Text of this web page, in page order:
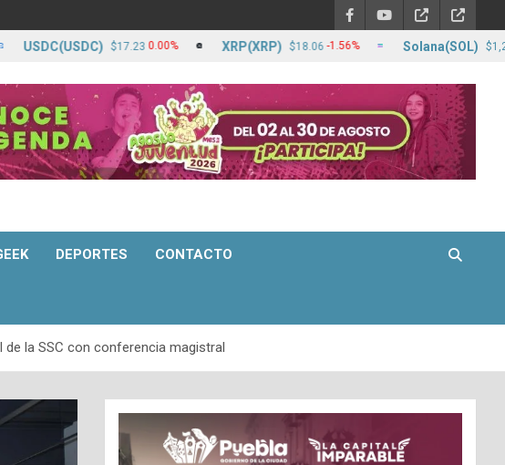
DEPORTES CONTACTO
la SSC con conferencia magistral
$17.23 0.00% XRP(XRP) $18.06 -1.56% Solana(SOL) $1,272.62